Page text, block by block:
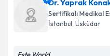
talebi oluşturun. Size bu
için bir takvim
Dr. Yaprak
Sertifikalı Medikal
İstanbul, Üsküdar